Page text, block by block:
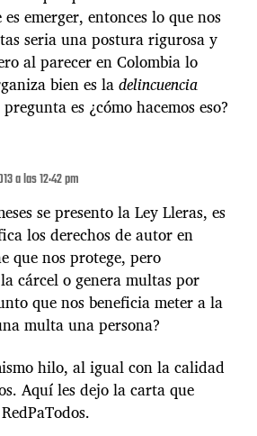
emerger, entonces lo que nos
seria una postura rigurosa y
al parecer en Colombia lo
bien es ladelincuencia
es ¿cómo hacemos eso?
a las 12:42 pm
se presento la Ley Lleras, es
los derechos de autor en
que nos protege, pero
cárcel o genera multas por
que nos beneficia meter a la
multa una persona?
hilo, al igual con la calidad
Aquí les dejo la carta que